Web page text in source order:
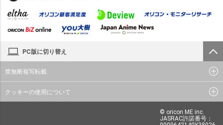
PC版に切り替え
禁無断複写転載
クッキーの使用について
© oricon ME inc.
JASRAC許諾番号：